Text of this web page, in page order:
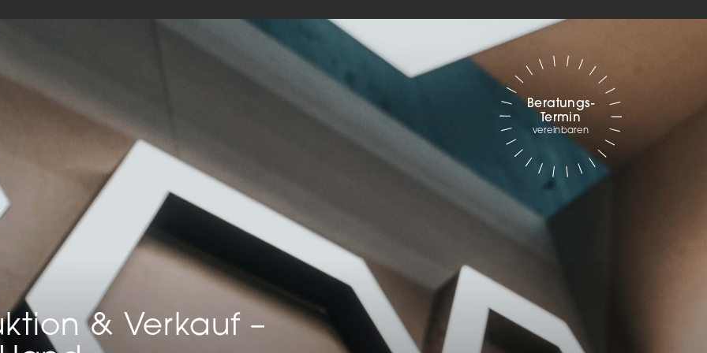
& Verkauf –
Beratungs-
Termin
vereinbaren
(1) Marketing
Cookies werden von Drittanbietern oder Publishern verwendet, um
Werbung anzuzeigen. Sie tun dies, indem sie Besucher über Websites